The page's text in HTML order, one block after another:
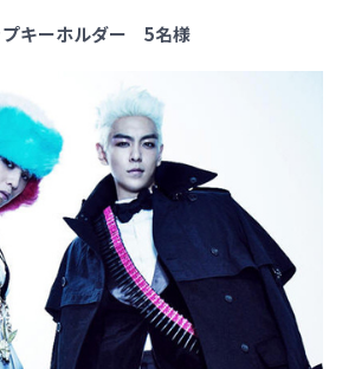
キーホルダー 5名様